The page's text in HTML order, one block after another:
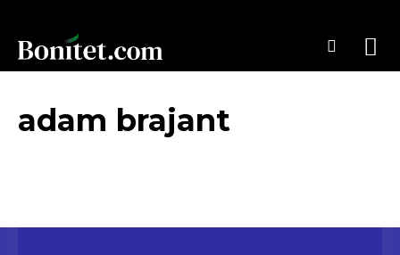
adam brajant